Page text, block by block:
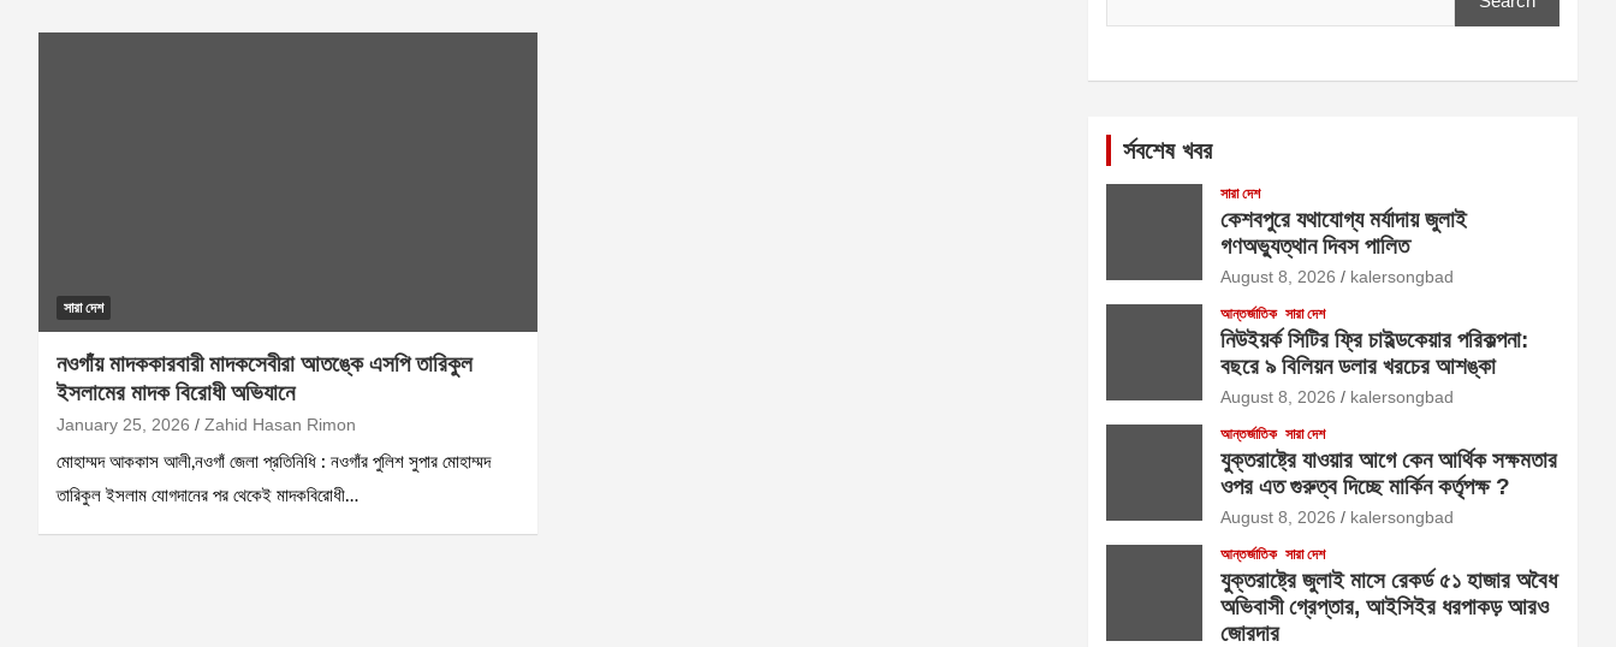
সারা দেশ
নওগাঁয় মাদককারবারী মাদকসেবীরা আতঙ্কে এসপি তারিকুল
ইসলামের মাদক বিরোধী অভিযানে
January 25, 2026 Zahid Hasan Rimon
মোহাম্মদ আককাস আলী,নওগাঁ জেলা প্রতিনিধি : নওগাঁর পুলিশ সুপার মোহাম্মদ
তারিকুল ইসলাম যোগদানের পর থেকেই মাদকবিরোধী…
র্সবশেষ খবর
সারা দেশ
কেশবপুরে যথাযোগ্য মর্যাদায় জুলাই
গণঅভ্যুত্থান দিবস পালিত
August 8, 2026 kalersongbad
আন্তর্জাতিক সারা দেশ
নিউইয়র্ক সিটির ফ্রি চাইল্ডকেয়ার পরিকল্পনা:
বছরে ৯ বিলিয়ন ডলার খরচের আশঙ্কা
August 8, 2026 kalersongbad
আন্তর্জাতিক সারা দেশ
যুক্তরাষ্ট্রে যাওয়ার আগে কেন আর্থিক সক্ষমতার
ওপর এত গুরুত্ব দিচ্ছে মার্কিন কর্তৃপক্ষ ?
August 8, 2026 kalersongbad
আন্তর্জাতিক সারা দেশ
যুক্তরাষ্ট্রে জুলাই মাসে রেকর্ড ৫১ হাজার অবৈধ
অভিবাসী গ্রেপ্তার, আইসিইর ধরপাকড় আরও
জোরদার